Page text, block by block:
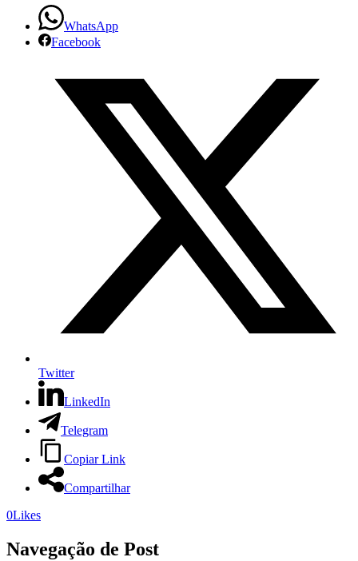
WhatsApp
Facebook
Twitter
LinkedIn
Telegram
Copiar Link
Compartilhar
0Likes
Navegação de Post